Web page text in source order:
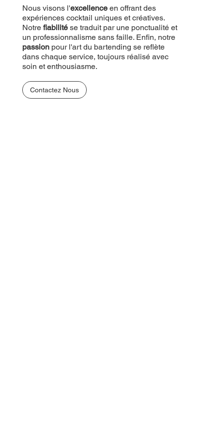
Nous visons l'excellenceen offrant des
expériences cocktail uniques et créatives.
Notre fiabilité se traduit par une ponctualité et
un professionnalisme sans faille. Enfin, notre
passionpour l'art du bartending se reflète
dans chaque service, toujours réalisé avec
soin et enthousiasme.
Contactez Nous